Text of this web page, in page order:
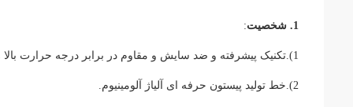
1. شخصیت :
1)
.تکنیک پیشرفته و ضد سایش و مقاوم در برابر درجه حرارت بالا
2).خط تولید پیستون حرفه ای آلیاژ آلومینیوم.